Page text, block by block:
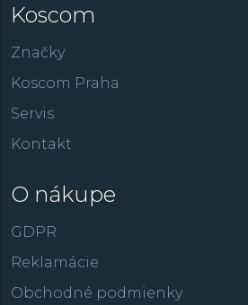
Koscom
Značky
Koscom Praha
Servis
Kontakt
O nákupe
GDPR
Reklamácie
Obchodné podmienky